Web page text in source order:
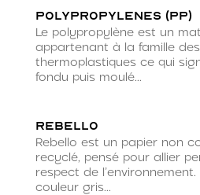
Polypropylenes (PP)
Le polypropylène est un
appartenant à la famille
thermoplastiques ce qui
fondu puis moulé...
Rebello
Rebello est un papier non
recyclé, pensé pour allier
respect de
couleur gris...